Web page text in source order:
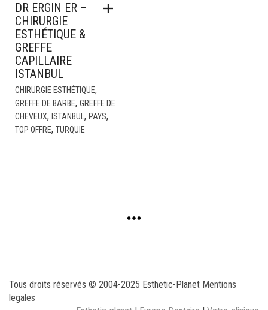
DR ERGIN ER –
CHIRURGIE
ESTHÉTIQUE &
GREFFE
CAPILLAIRE
ISTANBUL
CHIRURGIE ESTHÉTIQUE,
GREFFE DE BARBE, GREFFE DE
CHEVEUX, ISTANBUL , PAYS,
TOP OFFRE, TURQUIE
Tous droits réservés © 2004-2025 Esthetic-Planet Mentions
legales